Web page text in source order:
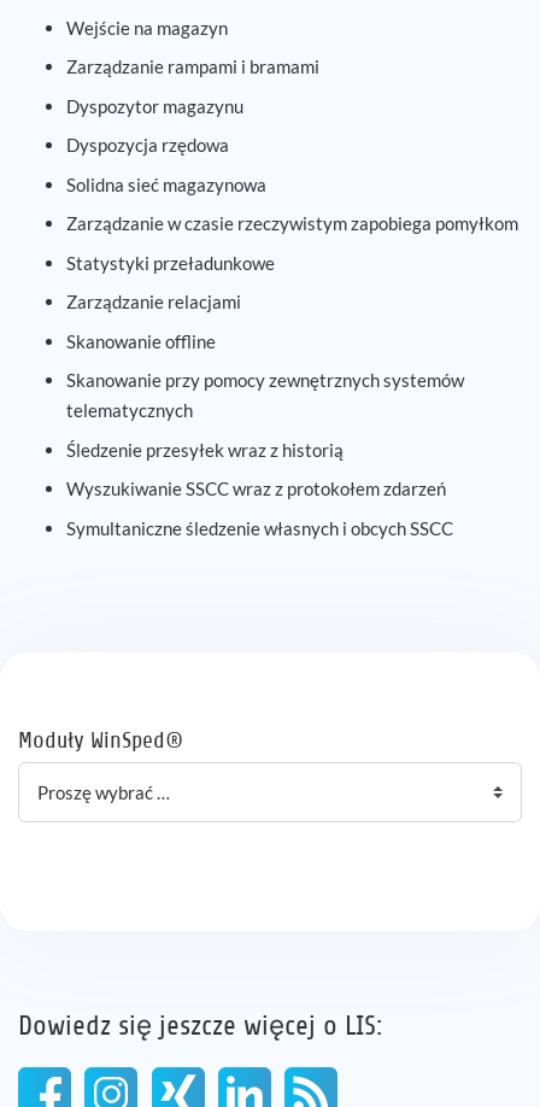
Wejście na magazyn
Zarządzanie rampami i bramami
Dyspozytor magazynu
Dyspozycja rzędowa
Solidna sieć magazynowa
Zarządzanie w czasie rzeczywistym zapobiega pomyłkom
Statystyki przeładunkowe
Zarządzanie relacjami
Skanowanie offline
Skanowanie przy pomocy zewnętrznych systemów
telematycznych
Śledzenie przesyłek wraz z historią
Wyszukiwanie SSCC wraz z protokołem zdarzeń
Symultaniczne śledzenie własnych i obcych SSCC
Moduły WinSped®
Dowiedz się jeszcze więcej o LIS: